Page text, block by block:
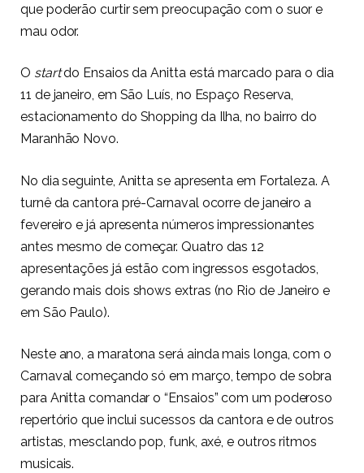
que poderão curtir sem preocupação com o suor e
mau odor.
O startdo Ensaios da Anitta está marcado para o dia
11 de janeiro, em São Luís, no Espaço Reserva,
estacionamento do Shopping da Ilha, no bairro do
Maranhão Novo.
No dia seguinte, Anitta se apresenta em Fortaleza. A
turnê da cantora pré-Carnaval ocorre de janeiro a
fevereiro e já apresenta números impressionantes
antes mesmo de começar. Quatro das 12
apresentações já estão com ingressos esgotados,
gerando mais dois shows extras (no Rio de Janeiro e
em São Paulo).
Neste ano, a maratona será ainda mais longa, com o
Carnaval começando só em março, tempo de sobra
para Anitta comandar o “Ensaios” com um poderoso
repertório que inclui sucessos da cantora e de outros
artistas, mesclando pop, funk, axé, e outros ritmos
musicais.